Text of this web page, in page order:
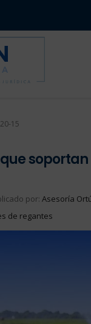
15
por: Asesoría
de regantes